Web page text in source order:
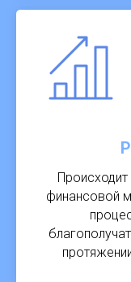
финансовой